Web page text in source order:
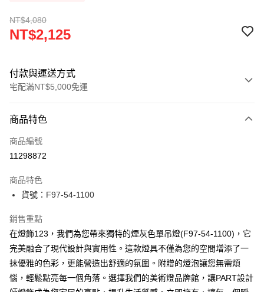
NT$4,080
NT$2,125
付款與運送方式
宅配滿NT$5,000免運
信用卡一次付款
LINE Pay
街口支付
悠遊付
Google Pay
全盈+PAY
AFTEE先享後付
商品特色
商品編號
11298872
商品特色
貨號：F97-54-1100
銷售重點
在燈飾123，我們為您帶來獨特的煙灰色單吊燈(F97-54-1100)，它
完美融合了現代設計與實用性。這款燈具不僅為您的空間增添了一
抹優雅的色彩，更能營造出舒適的氛圍。附贈的燈泡讓您無需煩
惱，輕鬆點亮每一個角落。選擇我們的美術燈品牌館，讓PART設計